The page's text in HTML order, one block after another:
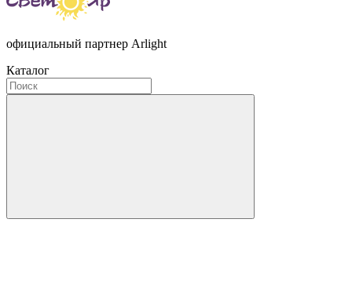
официальный партнер Arlight
Каталог